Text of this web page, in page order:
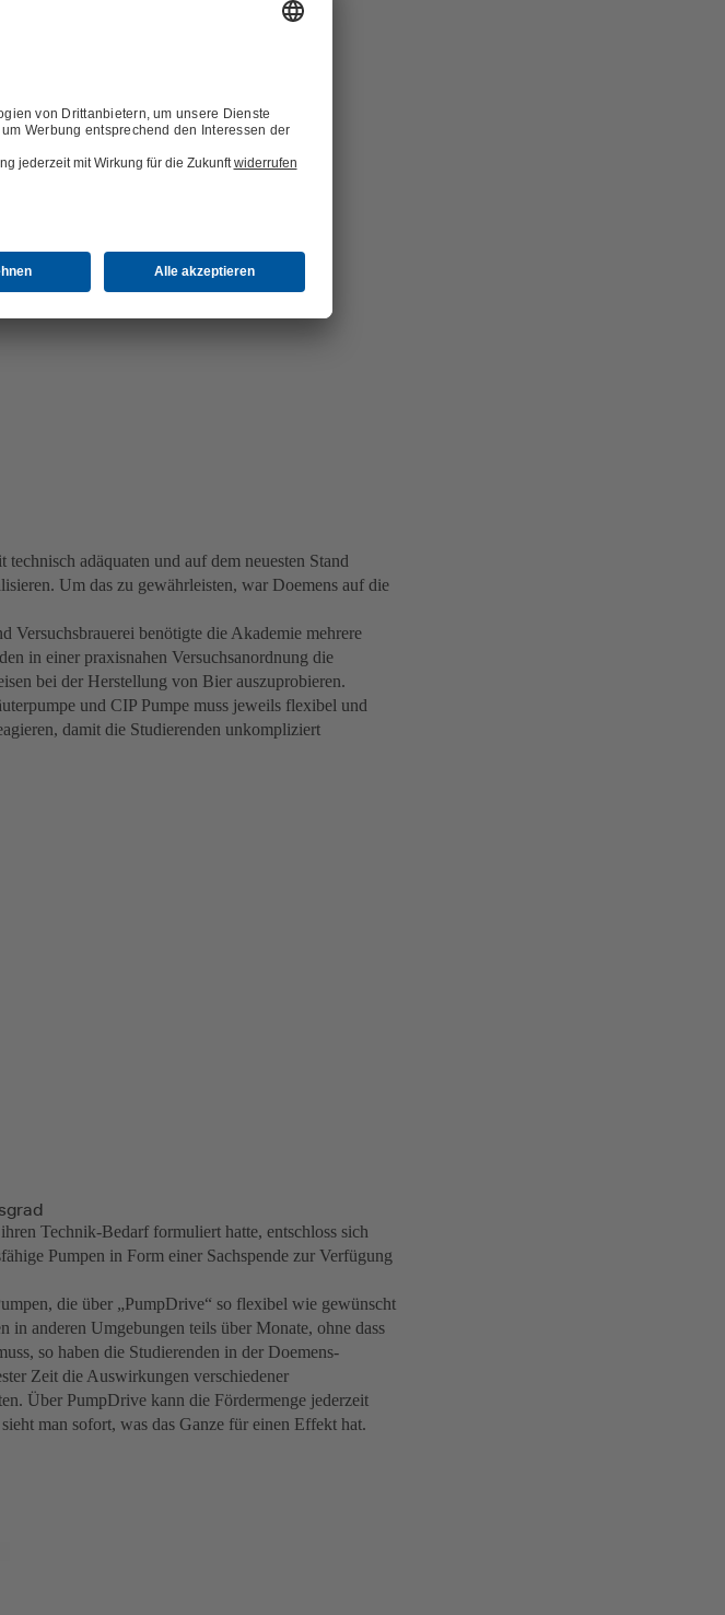
adäquaten und auf dem neuesten Stand
Um das zu gewährleisten, war Doemens auf die
Versuchsbrauerei benötigte die Akademie mehrere
in einer praxisnahen Versuchsanordnung die
bei der Herstellung von Bier auszuprobieren.
und CIP Pumpe muss jeweils flexibel und
damit die Studierenden unkompliziert
Technik-Bedarf formuliert hatte, entschloss sich
Pumpen in Form einer Sachspende zur Verfügung
die über „PumpDrive“ so flexibel wie gewünscht
in anderen Umgebungen teils über Monate, ohne dass
so haben die Studierenden in der Doemens-
Zeit die Auswirkungen verschiedener
Über PumpDrive kann die Fördermenge jederzeit
man sofort, was das Ganze für einen Effekt hat.